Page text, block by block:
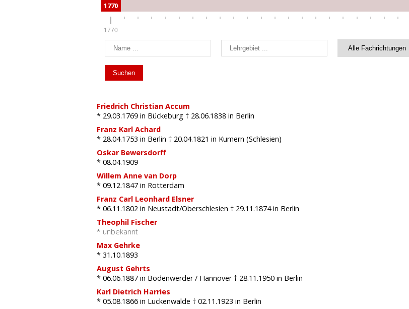
1770
1770
Friedrich Christian Accum
* 29.03.1769 in Bückeburg † 28.06.1838 in Berlin
Franz Karl Achard
* 28.04.1753 in Berlin † 20.04.1821 in Kumern (Schlesien)
Oskar Bewersdorff
* 08.04.1909
Willem Anne van Dorp
* 09.12.1847 in Rotterdam
Franz Carl Leonhard Elsner
* 06.11.1802 in Neustadt/Oberschlesien † 29.11.1874in Berlin
Theophil Fischer
* unbekannt
Max Gehrke
* 31.10.1893
August Gehrts
* 06.06.1887 in Bodenwerder / Hannover † 28.11.1950 in Berlin
Karl Dietrich Harries
* 05.08.1866 in Luckenwalde † 02.11.1923 in Berlin